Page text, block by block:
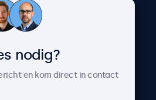
Over Beetronics
nodig?
en kom direct in contact